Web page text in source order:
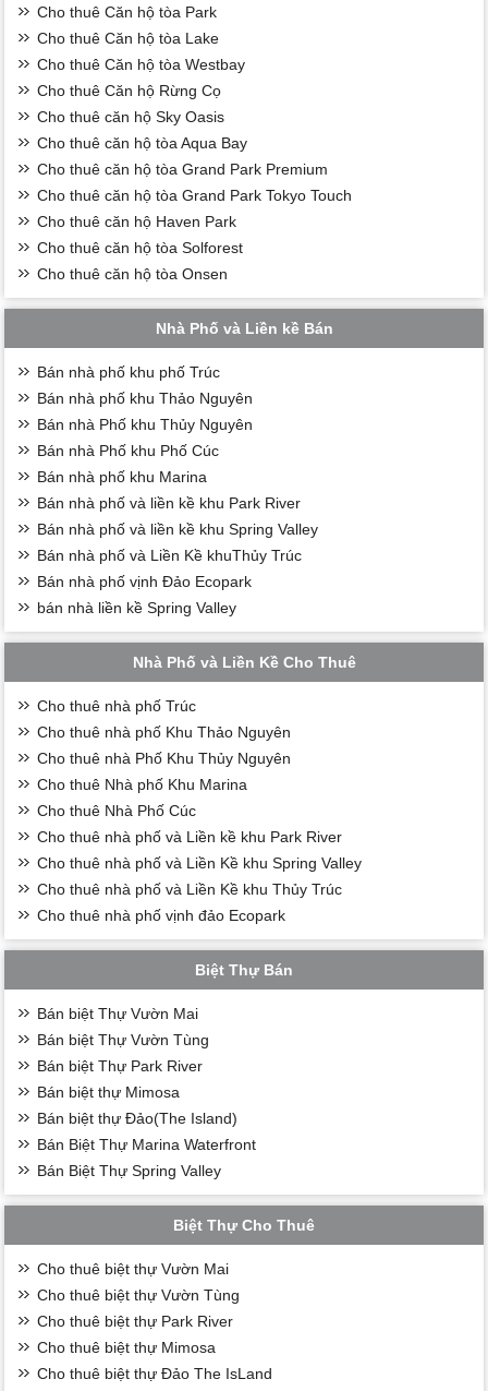
Cho thuê Căn hộ tòa Park
Cho thuê Căn hộ tòa Lake
Cho thuê Căn hộ tòa Westbay
Cho thuê Căn hộ Rừng Cọ
Cho thuê căn hộ Sky Oasis
Cho thuê căn hộ tòa Aqua Bay
Cho thuê căn hộ tòa Grand Park Premium
Cho thuê căn hộ tòa Grand Park Tokyo Touch
Cho thuê căn hộ Haven Park
Cho thuê căn hộ tòa Solforest
Cho thuê căn hộ tòa Onsen
Nhà Phố và Liền kề Bán
Bán nhà phố khu phố Trúc
Bán nhà phố khu Thảo Nguyên
Bán nhà Phố khu Thủy Nguyên
Bán nhà Phố khu Phố Cúc
Bán nhà phố khu Marina
Bán nhà phố và liền kề khu Park River
Bán nhà phố và liền kề khu Spring Valley
Bán nhà phố và Liền Kề khuThủy Trúc
Bán nhà phố vịnh Đảo Ecopark
bán nhà liền kề Spring Valley
Nhà Phố và Liền Kề Cho Thuê
Cho thuê nhà phố Trúc
Cho thuê nhà phố Khu Thảo Nguyên
Cho thuê nhà Phố Khu Thủy Nguyên
Cho thuê Nhà phố Khu Marina
Cho thuê Nhà Phố Cúc
Cho thuê nhà phố và Liền kề khu Park River
Cho thuê nhà phố và Liền Kề khu Spring Valley
Cho thuê nhà phố và Liền Kề khu Thủy Trúc
Cho thuê nhà phố vịnh đảo Ecopark
Biệt Thự Bán
Bán biệt Thự Vườn Mai
Bán biệt Thự Vườn Tùng
Bán biệt Thự Park River
Bán biệt thự Mimosa
Bán biệt thự Đảo(The Island)
Bán Biệt Thự Marina Waterfront
Bán Biệt Thự Spring Valley
Biệt Thự Cho Thuê
Cho thuê biệt thự Vườn Mai
Cho thuê biệt thự Vườn Tùng
Cho thuê biệt thự Park River
Cho thuê biệt thự Mimosa
Cho thuê biệt thự Đảo The IsLand